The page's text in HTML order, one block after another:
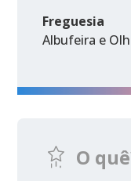
Freguesia
Albufeira e
O